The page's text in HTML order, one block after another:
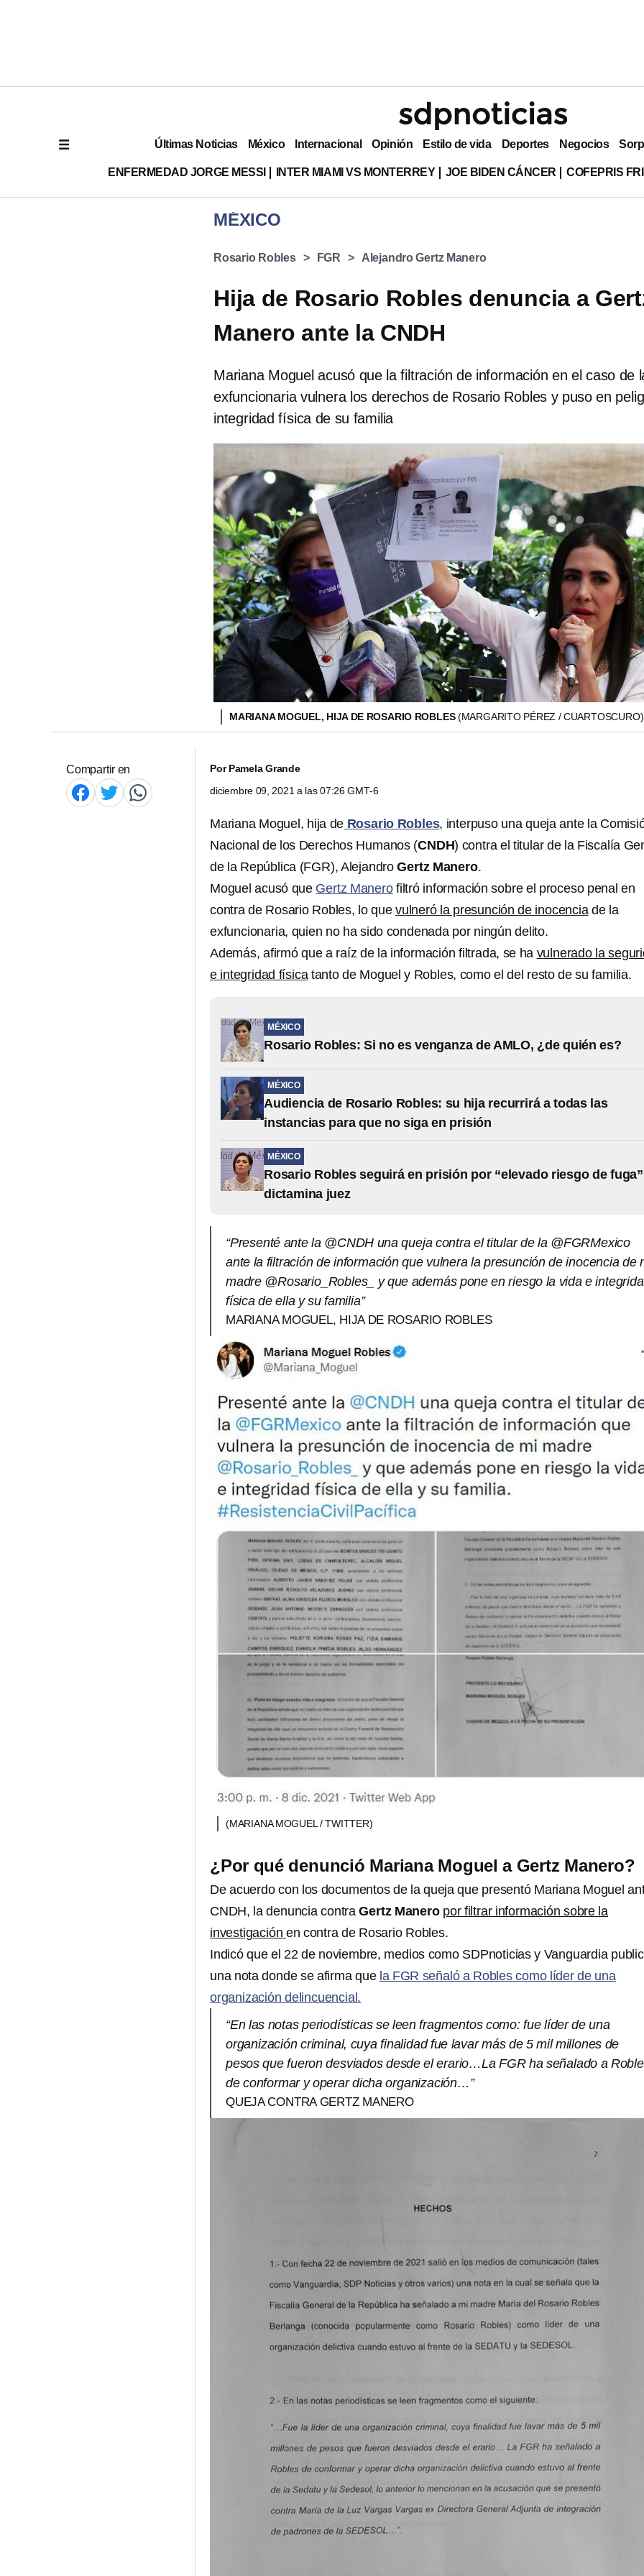
Últimas Noticias México Internacional Opinión Estilo de vida Deportes Negocios
ENFERMEDAD JORGE MESSI INTER MIAMI VS MONTERREY JOE BIDEN CÁNCER COFEPRIS
MÉXICO
Rosario Robles FGR Alejandro Gertz Manero
Hija de Rosario Robles denuncia a
Manero ante la CNDH
Mariana Moguel acusó que la filtración de información en el caso de
exfuncionaria vulnera los derechos de Rosario Robles y puso en
integridad física de su familia
MARIANA MOGUEL, HIJA DE ROSARIO ROBLES(MARGARITO PÉREZ / CUARTOSCURO)
Compartir en PorPamela Grande
diciembre 09, 2021 a las 07:26 GMT-6
Mariana Moguel, hija de Rosario Robles, interpuso una queja ante la
Nacional de los Derechos Humanos (CNDH) contra el titular de la Fiscalía
de la República (FGR), AlejandroGertz Manero.
Moguel acusó que Gertz Manerofiltró información sobre el proceso penal en
contra de Rosario Robles, lo quevulneró la presunción de inocenciade la
exfuncionaria, quien no ha sido condenada por ningún delito.
Además, afirmó que a raíz de la información filtrada, se ha vulnerado la
e integridad físicatanto de Moguel y Robles, como el del resto de su familia.
MÉXICO
Rosario Robles: Si no es venganza de AMLO, ¿de quién es?
MÉXICO
Audiencia de Rosario Robles: su hija recurrirá a todas las
instancias para que no siga en prisión
MÉXICO
Rosario Robles seguirá en prisión por “elevado riesgo de
dictamina juez
“Presenté ante la @CNDH una queja contra el titular de la @FGRMexico
ante la filtración de información que vulnera la presunción de inocencia de
madre @Rosario_Robles_ y que además pone en riesgo la vida e
física de ella y su familia”
MARIANA MOGUEL, HIJA DE ROSARIO ROBLES
(MARIANA MOGUEL / TWITTER)
¿Por qué denunció Mariana Moguel a Gertz Manero?
De acuerdo con los documentos de la queja que presentó Mariana Moguel
CNDH, la denuncia contraGertz Manero por filtrar información sobre la
investigación en contra de Rosario Robles.
Indicó que el 22 de noviembre, medios como SDPnoticias y Vanguardia
una nota donde se afirma que la FGR señaló a Robles como líder de una
organización delincuencial.
“En las notas periodísticas se leen fragmentos como: fue líder de una
organización criminal, cuya finalidad fue lavar más de 5 mil millones de
pesos que fueron desviados desde el erario…La FGR ha señalado a
de conformar y operar dicha organización…”
QUEJA CONTRA GERTZ MANERO